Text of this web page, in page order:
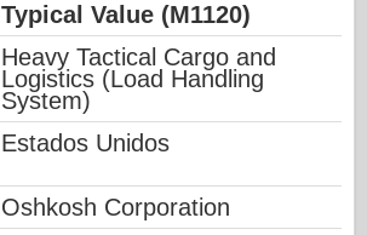
Typical Value (M1120)
Heavy Tactical Cargo and
Logistics (Load Handling
System)
Estados Unidos
Oshkosh Corporation